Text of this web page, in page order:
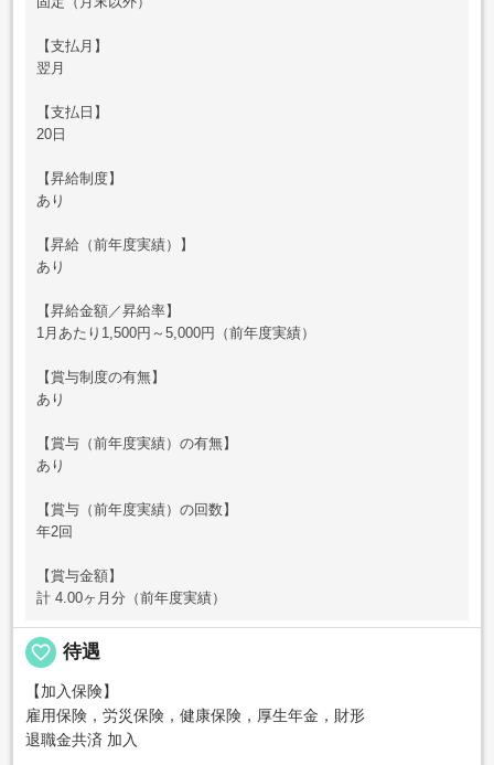
【支払月】
翌月
【支払日】
20日
【昇給制度】
あり
【昇給（前年度実績）】
あり
【昇給金額／昇給率】
1月あたり1,500円～5,000円（前年度実績）
【賞与制度の有無】
あり
【賞与（前年度実績）の有無】
あり
【賞与（前年度実績）の回数】
年2回
【賞与金額】
計 4.00ヶ月分（前年度実績）
favorite_border 待遇
【加入保険】
雇用保険，労災保険，健康保険，厚生年金，財形
退職金共済 加入